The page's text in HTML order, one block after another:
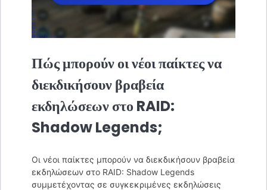
Πώς μπορούν οι νέοι παίκτες να
διεκδικήσουν βραβεία
εκδηλώσεων στο RAID:
Shadow Legends;
Οι νέοι παίκτες μπορούν να διεκδικήσουν βραβεία
εκδηλώσεων στο RAID: Shadow Legends
συμμετέχοντας σε συγκεκριμένες εκδηλώσεις